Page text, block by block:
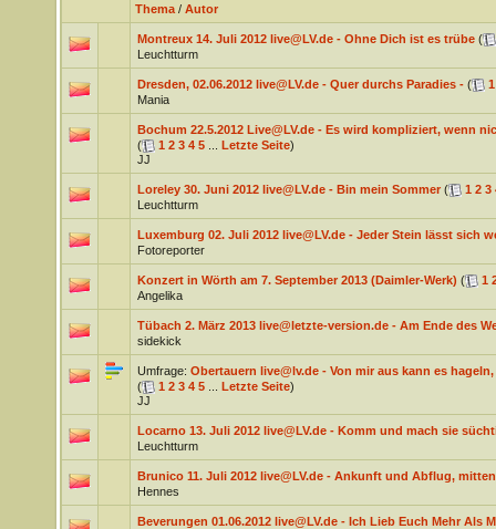
Thema/ Autor
Montreux 14. Juli 2012 live@LV.de - Ohne Dich ist es trübe (
Leuchtturm
Dresden, 02.06.2012 live@LV.de - Quer durchs Paradies - (
1
Mania
Bochum 22.5.2012 Live@LV.de - Es wird kompliziert, wenn
(
1 2 3 4 5... Letzte Seite)
JJ
Loreley 30. Juni 2012 live@LV.de - Bin mein Sommer ( 1 2 3
Leuchtturm
Luxemburg 02. Juli 2012 live@LV.de - Jeder Stein lässt sich
Fotoreporter
Konzert in Wörth am 7. September 2013 (Daimler-Werk) ( 1
Angelika
Tübach 2. März 2013 live@letzte-version.de - Am Ende des
sidekick
Umfrage: Obertauern live@lv.de - Von mir aus kann es
(
1 2 3 4 5... Letzte Seite)
JJ
Locarno 13. Juli 2012 live@LV.de - Komm und mach sie
Leuchtturm
Brunico 11. Juli 2012 live@LV.de - Ankunft und Abflug,
Hennes
Beverungen 01.06.2012 live@LV.de - Ich Lieb Euch Mehr Als